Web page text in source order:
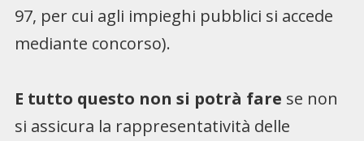
97, per cui agli impieghi pubblici si accede
mediante concorso).
E tutto questo non si potrà fare se non
si assicura la rappresentatività delle